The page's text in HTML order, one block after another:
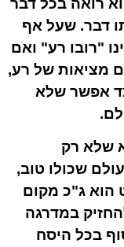
רואה בכל דבר
דבר. שעל אף
"רובו רע" ואם
מציאות של רע,
אפשר שלא
שלא רק
שכולו טוב,
הוא ג"כ מקום
במדרגה
בכל היסח